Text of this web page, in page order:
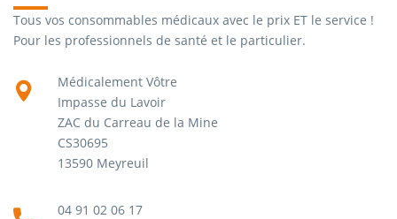
Tous vos consommables médicaux avec le prix ET le service !
Pour les professionnels de santé et le particulier.
Médicalement Vôtre
Impasse du Lavoir
ZAC du Carreau de la Mine
CS30695
13590 Meyreuil
04 91 02 06 17